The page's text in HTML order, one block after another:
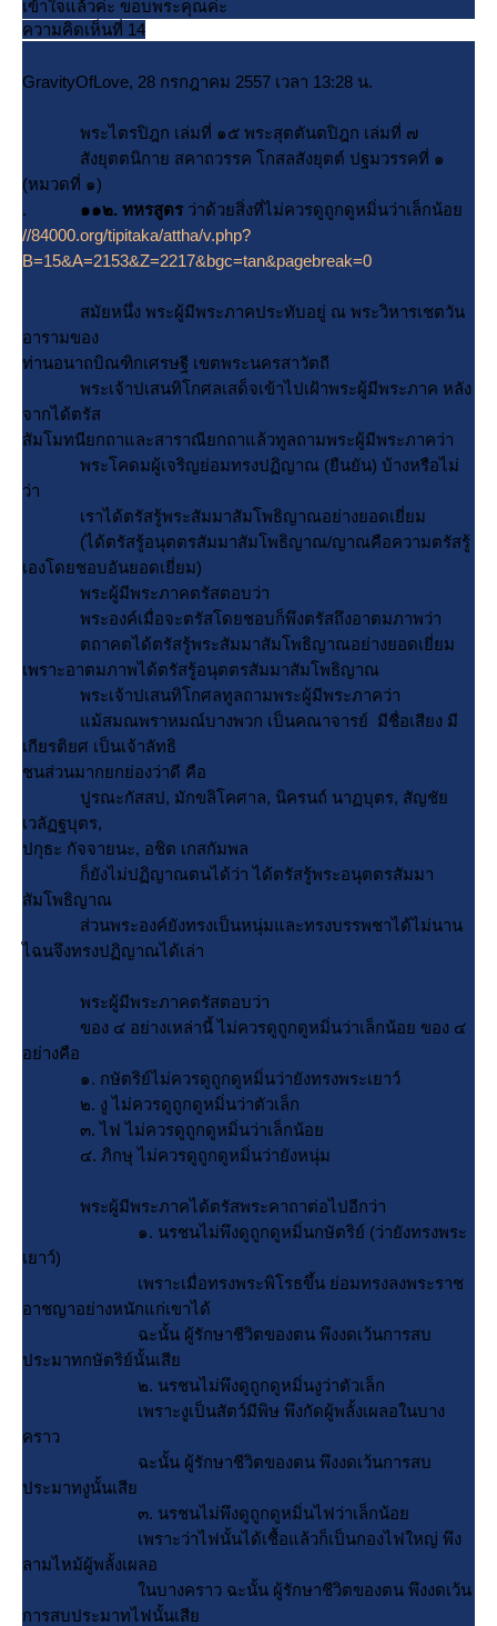
เข้าใจแล้วค่ะ ขอบพระคุณค่ะ
ความคิดเห็นที่ 14
GravityOfLove, 28 กรกฎาคม 2557 เวลา 13:28 น.
พระไตรปิฎก เล่มที่ ๑๕ พระสุตตันตปิฎก เล่มที่ ๗
สังยุตตนิกาย สคาถวรรค โกสลสังยุตต์ ปฐมวรรคที่ ๑
(หมวดที่ ๑)
. ๑๑๒. ทหรสูตร ว่าด้วยสิ่งที่ไม่ควรดูถูกดูหมิ่นว่าเล็กน้อ
//84000.org/tipitaka/attha/v.php?
B=15&A=2153&Z=2217&bgc=tan&pagebreak=0
สมัยหนึ่ง พระผู้มีพระภาคประทับอยู่ ณ พระวิหารเชตวัน
อารามของ
ท่านอนาถบิณฑิกเศรษฐี เขตพระนครสาวัตถี
พระเจ้าปเสนทิโกศลเสด็จเข้าไปเฝ้าพระผู้มีพระภาค หลัง
จากได้ตรัส
สัมโมทนียกถาและสาราณียกถาแล้วทูลถามพระผู้มีพระภาคว่า
พระโคดมผู้เจริญย่อมทรงปฏิญาณ (ยืนยัน) บ้างหรือไม่
ว่า
เราได้ตรัสรู้พระสัมมาสัมโพธิญาณอย่างยอดเยี่ยม
(ได้ตรัสรู้อนุตตรสัมมาสัมโพธิญาณ/ญาณคือความตรัสรู้
เองโดยชอบอันยอดเยี่ยม)
พระผู้มีพระภาคตรัสตอบว่า
พระองค์เมื่อจะตรัสโดยชอบก็พึงตรัสถึงอาตมภาพว่า
ตถาคตได้ตรัสรู้พระสัมมาสัมโพธิญาณอย่างยอดเยี่ยม
เพราะอาตมภาพได้ตรัสรู้อนุตตรสัมมาสัมโพธิญาณ
พระเจ้าปเสนทิโกศลทูลถามพระผู้มีพระภาคว่า
ม้สมณพราหมณ์บางพวก เป็นคณาจารย์ มีชื่อเสียง มี
เกียรติยศ เป็นเจ้าลัทธิ
ชนส่วนมากยกย่องว่าดี คือ
ปูรณะกัสสป, มักขลิโคศาล, นิครนถ์ นาฏบุตร, สัญชั
เวลัฏฐบุตร,
ปกุธะ กัจจายนะ, อชิต เกสกัมพล
ก็ยังไม่ปฏิญาณตนได้ว่า ได้ตรัสรู้พระอนุตตรสัมมา
สัมโพธิญาณ
ส่วนพระองค์ยังทรงเป็นหนุ่มและทรงบรรพชาได้ไม่นาน
ไฉนจึงทรงปฏิญาณได้เล่า
พระผู้มีพระภาคตรัสตอบว่า
ของ ๔ อย่างเหล่านี้ ไม่ควรดูถูกดูหมิ่นว่าเล็กน้อย ของ ๔
อย่างคือ
๑. กษัตริย์ไม่ควรดูถูกดูหมิ่นว่ายังทรงพระเยาว์
๒. งู ไม่ควรดูถูกดูหมิ่นว่าตัวเล็ก
๓. ไฟ ไม่ควรดูถูกดูหมิ่นว่าเล็กน้อ
๔. ภิกษุ ไม่ควรดูถูกดูหมิ่นว่ายังหนุ่ม
พระผู้มีพระภาคได้ตรัสพระคาถาต่อไปอีกว่า
๑. นรชนไม่พึงดูถูกดูหมิ่นกษัตริย์ (ว่ายังทรงพระ
เยาว์)
เพราะเมื่อทรงพระพิโรธขึ้น ย่อมทรงลงพระราช
อาชญาอย่างหนักแก่เขาได้
ฉะนั้น ผู้รักษาชีวิตของตน พึงงดเว้นการสบ
ประมาทกษัตริย์นั้นเสี
๒. นรชนไม่พึงดูถูกดูหมิ่นงูว่าตัวเล็ก
เพราะงูเป็นสัตว์มีพิษ พึงกัดผู้พลั้งเผลอในบาง
คราว
ฉะนั้น ผู้รักษาชีวิตของตน พึงงดเว้นการสบ
ประมาทงูนั้นเสี
๓. นรชนไม่พึงดูถูกดูหมิ่นไฟว่าเล็กน้อ
เพราะว่าไฟนั้นได้เชื้อแล้วก็เป็นกองไฟใหญ่ พึง
ลามไหม้ผู้พลั้งเผลอ
นบางคราว ฉะนั้น ผู้รักษาชีวิตของตน พึงงดเว้น
การสบประมาทไฟนั้นเสี